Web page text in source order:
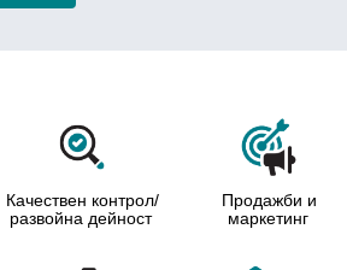
Качествен контрол/
развойна дейност
Продажби и
маркетинг